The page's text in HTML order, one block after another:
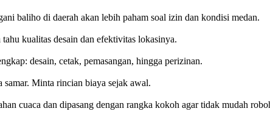
baliho di daerah akan lebih paham soal izin dan kondisi medan.
kualitas desain dan efektivitas lokasinya.
desain, cetak, pemasangan, hingga perizinan.
Minta rincian biaya sejak awal.
cuaca dan dipasang dengan rangka kokoh agar tidak mudah